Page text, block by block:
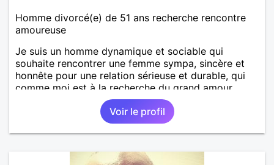
Homme divorcé(e) de 51 ans recherche rencontre
amoureuse
Je suis un homme dynamique et sociable qui
souhaite rencontrer une femme sympa, sincère et
honnête pour une relation sérieuse et durable, qui
comme moi est à la recherche du grand amour.
Voir le profil